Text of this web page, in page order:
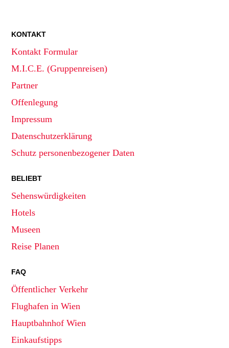
KONTAKT
Kontakt Formular
M.I.C.E. (Gruppenreisen)
Partner
Offenlegung
Impressum
Datenschutzerklärung
Schutz personenbezogener Daten
BELIEBT
Sehenswürdigkeiten
Hotels
Museen
Reise Planen
FAQ
Öffentlicher Verkehr
Flughafen in Wien
Hauptbahnhof Wien
Einkaufstipps